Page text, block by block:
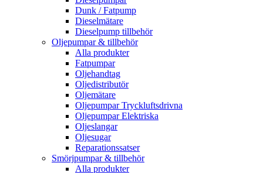
Dunk / Fatpump
Dieselmätare
Dieselpump tillbehör
Oljepumpar & tillbehör
Alla produkter
Fatpumpar
Oljehandtag
Oljedistributör
Oljemätare
Oljepumpar Tryckluftsdrivna
Oljepumpar Elektriska
Oljeslangar
Oljesugar
Reparationssatser
Smörjpumpar & tillbehör
Alla produkter